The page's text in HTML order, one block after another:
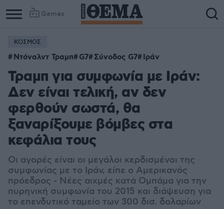
Games
ΚΟΣΜΟΣ
Ντόναλντ Τραμπ G7 Σύνοδος G7 Ιράν
Τραμπ για συμφωνία με Ιράν:
Δεν είναι τελική, αν δεν
φερθούν σωστά, θα
ξαναρίξουμε βόμβες στα
κεφάλια τους
Οι αγορές είναι οι μεγάλοι κερδισμένοι της
συμφωνίας με το Ιράν, είπε ο Αμερικανός
πρόεδρος - Νέες αιχμές κατά Ομπάμα για την
πυρηνική συμφωνία του 2015 και διάψευση για
το επενδυτικό ταμείο των 300 δισ. δολαρίων